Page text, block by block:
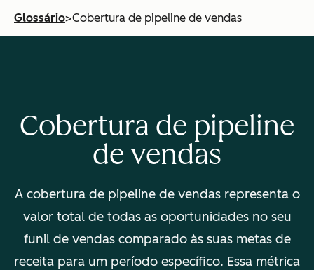
Glossário>Cobertura de pipeline de vendas
Cobertura de pipeline
de vendas
A cobertura de pipeline de vendas representa o
valor total de todas as oportunidades no seu
funil de vendas comparado às suas metas de
receita para um período específico. Essa métrica